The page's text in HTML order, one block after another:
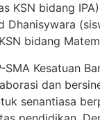
KSN bidang
Dhanisywara
bidang
SMA Kesatuan
dan
senantiasa